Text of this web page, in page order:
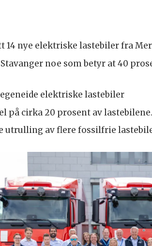
14 nye elektriske lastebiler fra
Stavanger noe som betyr at 40
elektriske lastebiler
på cirka 20 prosent av lastebilene.
utrulling av flere fossilfrie